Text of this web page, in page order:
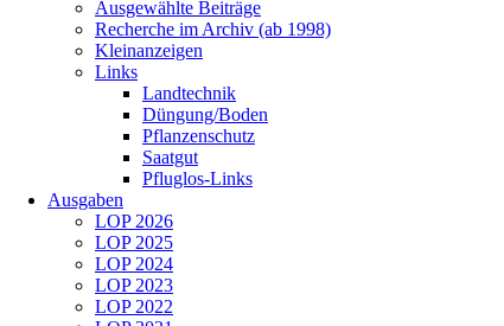
Ausgewählte Beiträge
Recherche im Archiv (ab 1998)
Kleinanzeigen
Links
Landtechnik
Düngung/Boden
Pflanzenschutz
Saatgut
Pfluglos-Links
Ausgaben
LOP 2026
LOP 2025
LOP 2024
LOP 2023
LOP 2022